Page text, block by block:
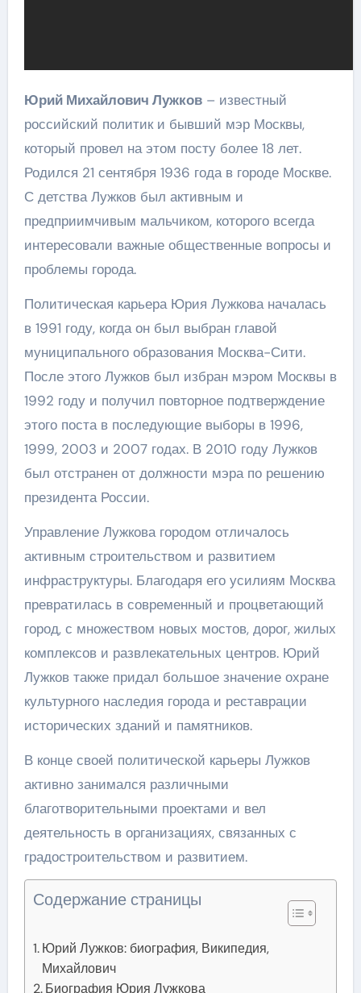
Юрий Михайлович Лужков– известный
российский политик и бывший мэр Москвы,
который провел на этом посту более 18 лет.
Родился 21 сентября 1936 года в городе Москве.
С детства Лужков был активным и
предприимчивым мальчиком, которого всегда
интересовали важные общественные вопросы и
проблемы города.
Политическая карьера Юрия Лужкова началась
в 1991 году, когда он был выбран главой
муниципального образования Москва-Сити.
После этого Лужков был избран мэром Москвы в
1992 году и получил повторное подтверждение
этого поста в последующие выборы в 1996,
1999, 2003 и 2007 годах. В 2010 году Лужков
был отстранен от должности мэра по решению
президента России.
Управление Лужкова городом отличалось
активным строительством и развитием
инфраструктуры. Благодаря его усилиям Москва
превратилась в современный и процветающий
город, с множеством новых мостов, дорог, жилых
комплексов и развлекательных центров. Юрий
Лужков также придал большое значение охране
культурного наследия города и реставрации
исторических зданий и памятников.
В конце своей политической карьеры Лужков
активно занимался различными
благотворительными проектами и вел
деятельность в организациях, связанных с
градостроительством и развитием.
Содержание страницы
Юрий Лужков: биография, Википедия,
Михайлович
Биография Юрия Лужкова